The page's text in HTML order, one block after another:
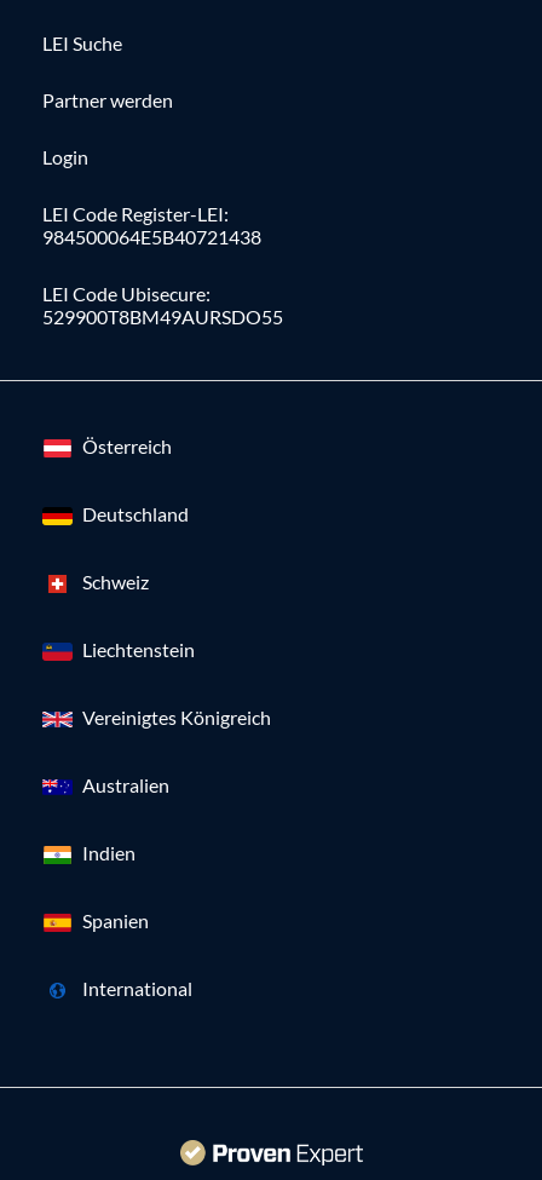
LEI Suche
Partner werden
Login
LEI Code Register-LEI:
984500064E5B40721438
LEI Code Ubisecure:
529900T8BM49AURSDO55
Österreich
Deutschland
Schweiz
Liechtenstein
Vereinigtes Königreich
Australien
Indien
Spanien
International